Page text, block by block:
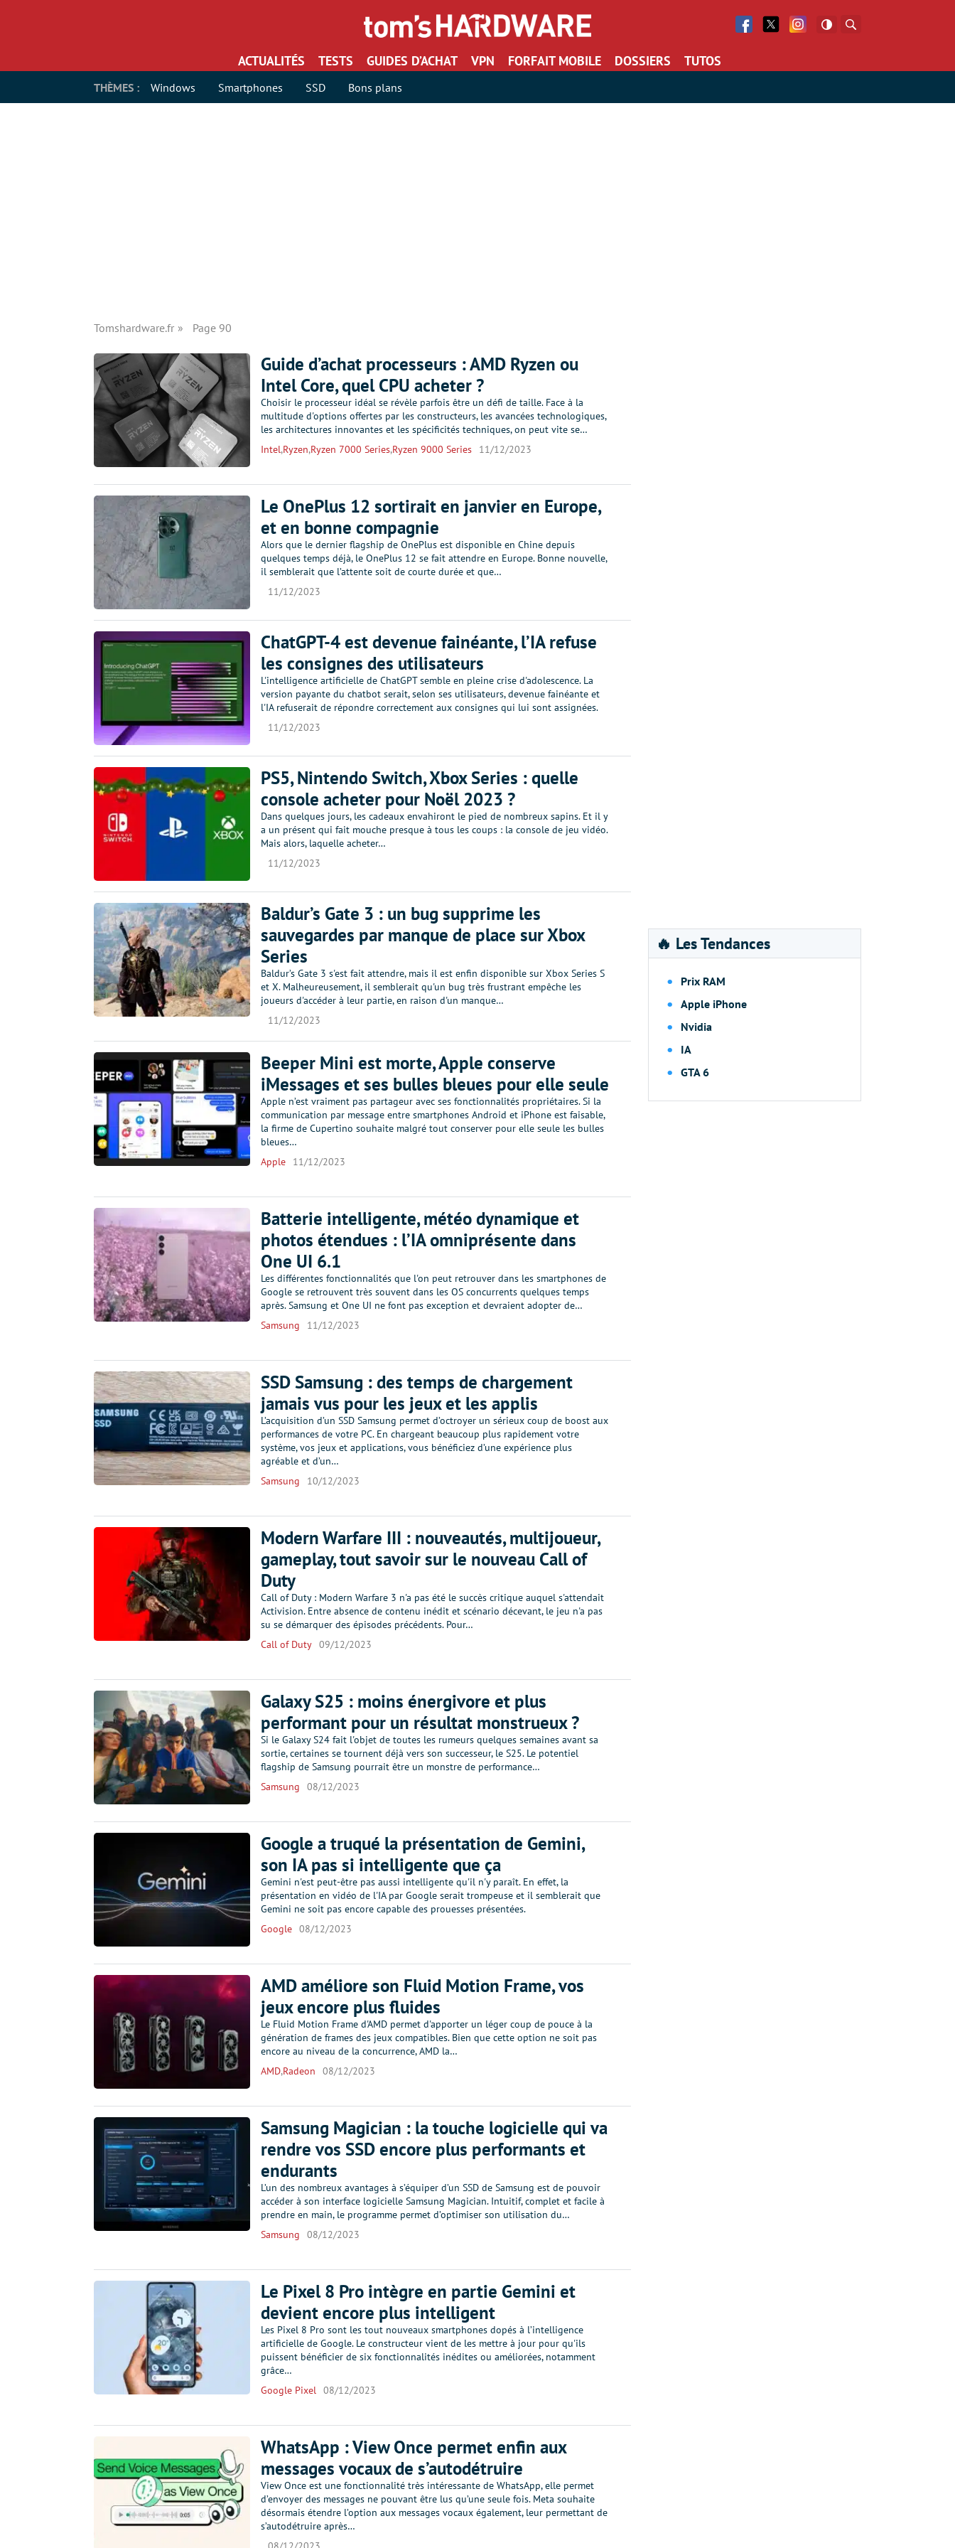
Facebook
Twitter Facebook
ACTUALITÉS TESTS GUIDES D’ACHAT VPN FORFAIT MOBILE DOSSIERS TUTOS
THÈMES : Windows Smartphones SSD Bons plans
Tomshardware.fr Page 90
Guide d’achat processeurs : AMD Ryzen ou
Intel Core, quel CPU acheter ?
Choisir le processeur idéal se révèle parfois être un défi de taille. Face à la
multitude d'options offertes par les constructeurs, les avancées technologiques,
les architectures innovantes et les spécificités techniques, on peut vite se…
Intel,Ryzen,Ryzen 7000 Series,Ryzen 9000 Series 11/12/2023
Le OnePlus 12 sortirait en janvier en Europe,
et en bonne compagnie
Alors que le dernier flagship de OnePlus est disponible en Chine depuis
quelques temps déjà, le OnePlus 12 se fait attendre en Europe. Bonne nouvelle,
il semblerait que l’attente soit de courte durée et que…
11/12/2023
ChatGPT-4 est devenue fainéante, l’IA refuse
les consignes des utilisateurs
L'intelligence artificielle de ChatGPT semble en pleine crise d'adolescence. La
version payante du chatbot serait, selon ses utilisateurs, devenue fainéante et
l'IA refuserait de répondre correctement aux consignes qui lui sont assignées.
11/12/2023
PS5, Nintendo Switch, Xbox Series : quelle
console acheter pour Noël 2023 ?
Dans quelques jours, les cadeaux envahiront le pied de nombreux sapins. Et il y
a un présent qui fait mouche presque à tous les coups : la console de jeu vidéo.
Mais alors, laquelle acheter…
11/12/2023
Baldur’s Gate 3 : un bug supprime les
sauvegardes par manque de place sur Xbox
Series
Baldur’s Gate 3 s'est fait attendre, mais il est enfin disponible sur Xbox Series S
et X. Malheureusement, il semblerait qu'un bug très frustrant empêche les
joueurs d'accéder à leur partie, en raison d'un manque…
11/12/2023
Beeper Mini est morte, Apple conserve
iMessages et ses bulles bleues pour elle seule
Apple n’est vraiment pas partageur avec ses fonctionnalités propriétaires. Si la
communication par message entre smartphones Android et iPhone est faisable,
la firme de Cupertino souhaite malgré tout conserver pour elle seule les bulles
bleues…
Apple
11/12/2023
Batterie intelligente, météo dynamique et
photos étendues : l’IA omniprésente dans
One UI 6.1
Les différentes fonctionnalités que l'on peut retrouver dans les smartphones de
Google se retrouvent très souvent dans les OS concurrents quelques temps
après. Samsung et One UI ne font pas exception et devraient adopter de…
Samsung
11/12/2023
SSD Samsung : des temps de chargement
jamais vus pour les jeux et les applis
L’acquisition d’un SSD Samsung permet d’octroyer un sérieux coup de boost aux
performances de votre PC. En chargeant beaucoup plus rapidement votre
système, vos jeux et applications, vous bénéficiez d’une expérience plus
agréable et d’un…
Samsung
10/12/2023
Modern Warfare III : nouveautés, multijoueur,
gameplay, tout savoir sur le nouveau Call of
Duty
Call of Duty : Modern Warfare 3 n'a pas été le succès critique auquel s'attendait
Activision. Entre absence de contenu inédit et scénario décevant, le jeu n'a pas
su se démarquer des épisodes précédents. Pour…
Call of Duty 09/12/2023
Galaxy S25 : moins énergivore et plus
performant pour un résultat monstrueux ?
Si le Galaxy S24 fait l'objet de toutes les rumeurs quelques semaines avant sa
sortie, certaines se tournent déjà vers son successeur, le S25. Le potentiel
flagship de Samsung pourrait être un monstre de performance…
Samsung
08/12/2023
Google a truqué la présentation de Gemini,
son IA pas si intelligente que ça
Gemini n'est peut-être pas aussi intelligente qu'il n'y paraît. En effet, la
présentation en vidéo de l'IA par Google serait trompeuse et il semblerait que
Gemini ne soit pas encore capable des prouesses présentées.
Google 08/12/2023
AMD améliore son Fluid Motion Frame, vos
jeux encore plus fluides
Le Fluid Motion Frame d'AMD permet d'apporter un léger coup de pouce à la
génération de frames des jeux compatibles. Bien que cette option ne soit pas
encore au niveau de la concurrence, AMD la…
AMD,Radeon 08/12/2023
Samsung Magician : la touche logicielle qui va
rendre vos SSD encore plus performants et
endurants
L’un des nombreux avantages à s’équiper d’un SSD de Samsung est de pouvoir
accéder à son interface logicielle Samsung Magician. Intuitif, complet et facile à
prendre en main, le programme permet d’optimiser son utilisation du…
Samsung
08/12/2023
Le Pixel 8 Pro intègre en partie Gemini et
devient encore plus intelligent
Les Pixel 8 Pro sont les tout nouveaux smartphones dopés à l’intelligence
artificielle de Google. Le constructeur vient de les mettre à jour pour qu'ils
puissent bénéficier de six fonctionnalités inédites ou améliorées, notamment
grâce…
Google Pixel 08/12/2023
WhatsApp : View Once permet enfin aux
messages vocaux de s’autodétruire
View Once est une fonctionnalité très intéressante de WhatsApp, elle permet
d’envoyer des messages ne pouvant être lus qu’une seule fois. Meta souhaite
désormais étendre l’option aux messages vocaux également, leur permettant de
s’autodétruire après…
🔥 Les Tendances
Prix RAM
Apple iPhone
Nvidia
IA
GTA 6